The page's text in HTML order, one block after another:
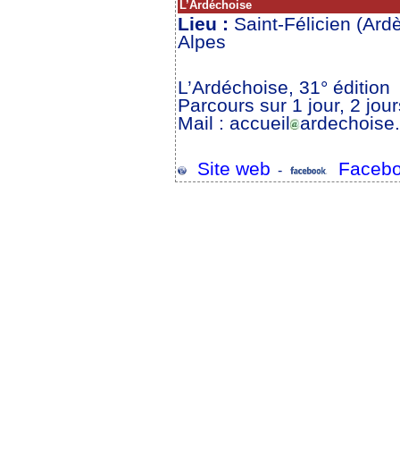
L’Ardéchoise
Lieu : Saint-Félicien
Alpes
L’Ardéchoise, 31° édition
Parcours sur 1 jour, 2
Mail : accueil
Site web -